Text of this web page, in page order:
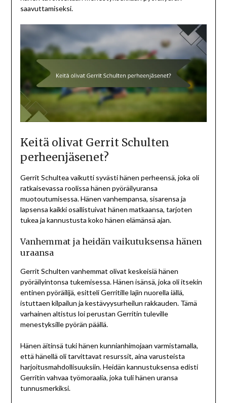
saavuttamiseksi.
Keitä olivat Gerrit Schulten
perheenjäsenet?
Gerrit Schultea vaikutti syvästi hänen perheensä, joka oli
ratkaisevassa roolissa hänen pyöräilyuransa
muotoutumisessa. Hänen vanhempansa, sisarensa ja
lapsensa kaikki osallistuivat hänen matkaansa, tarjoten
tukea ja kannustusta koko hänen elämänsä ajan.
Vanhemmat ja heidän vaikutuksensa hänen
uraansa
Gerrit Schulten vanhemmat olivat keskeisiä hänen
pyöräilyintonsa tukemisessa. Hänen isänsä, joka oli itsekin
entinen pyöräilijä, esitteli Gerritille lajin nuorella iällä,
istuttaen kilpailun ja kestävyysurheilun rakkauden. Tämä
varhainen altistus loi perustan Gerritin tuleville
menestyksille pyörän päällä.
Hänen äitinsä tuki hänen kunnianhimojaan varmistamalla,
että hänellä oli tarvittavat resurssit, aina varusteista
harjoitusmahdollisuuksiin. Heidän kannustuksensa edisti
Gerritin vahvaa työmoraalia, joka tuli hänen uransa
tunnusmerkiksi.